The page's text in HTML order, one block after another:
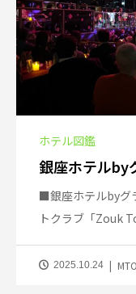
ホテル図鑑
銀座ホテルby
■銀座ホテルbyグ
トクラブ「Zouk
2025.10.24